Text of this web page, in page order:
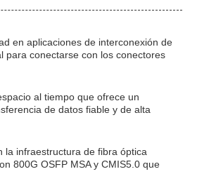
en aplicaciones de interconexión de
para conectarse con los conectores
al tiempo que ofrece un
de datos fiable y de alta
la infraestructura de fibra óptica
800G OSFP MSA y CMIS5.0 que